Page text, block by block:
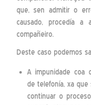
que, sen admitir o
causado, procedía a
compañeiro.
Deste caso podemos
A impunidade coa
de telefonía, xa
continuar o